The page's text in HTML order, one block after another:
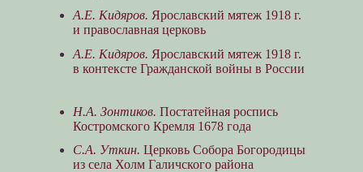
А.Е. Кидяров. Ярославский мятеж 1918 г.
и православная церковь
А.Е. Кидяров. Ярославский мятеж 1918 г.
в контексте Гражданской войны в России
Н.А. Зонтиков. Постатейная роспись
Костромского Кремля 1678 года
С.А. Уткин. Церковь Собора Богородицы
из села Холм Галичского района